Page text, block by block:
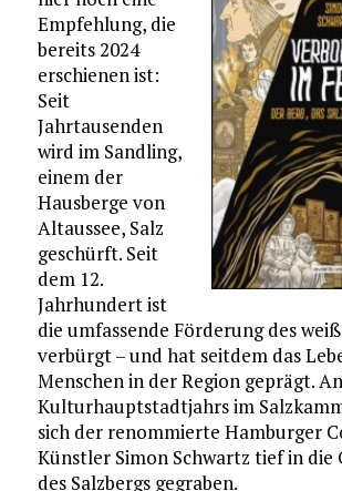
Empfehlung, die
bereits 2024
erschienen ist:
Seit
Jahrtausenden
wird im Sandling,
einem der
Hausberge von
Altaussee, Salz
geschürft. Seit
dem 12.
Jahrhundert ist
die umfassende Förderung des
verbürgt – und hat seitdem das
Menschen in der Region geprägt.
Kulturhauptstadtjahrs im
sich der renommierte Hamburger
Künstler Simon Schwartz tief in die
des Salzbergs gegraben.